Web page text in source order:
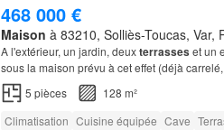
468 000 €
Maison à 83210, Solliès-Toucas, Var,
A l'extérieur, un jardin, deuxterrasses et un
sous la maison prévu à cet effet (déjà
5 pièces
128 m²
Climatisation Cuisine équipée Cave